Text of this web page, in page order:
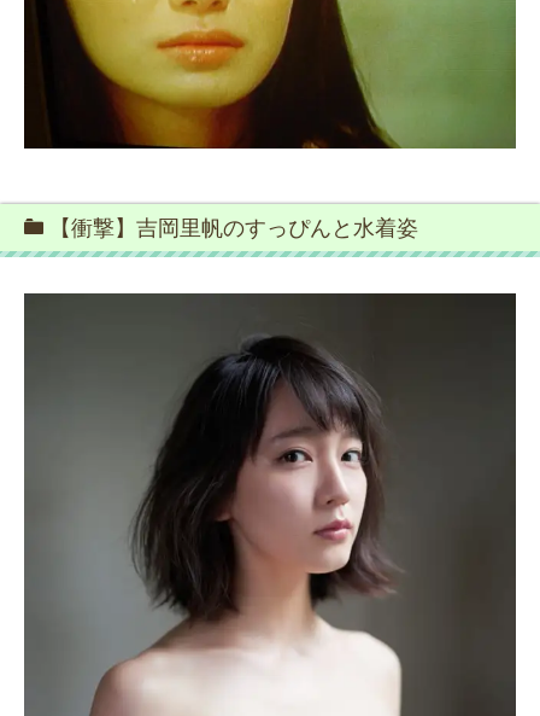
【衝撃】吉岡里帆のすっぴんと水着姿